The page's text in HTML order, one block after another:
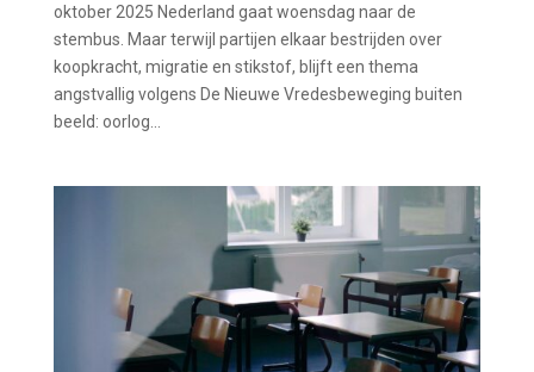
oktober 2025 Nederland gaat woensdag naar de
stembus. Maar terwijl partijen elkaar bestrijden over
koopkracht, migratie en stikstof, blijft een thema
angstvallig volgens De Nieuwe Vredesbeweging buiten
beeld: oorlog...